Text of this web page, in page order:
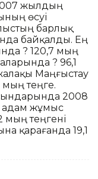
жылдың
өсуі
барлық
байқалды. Ең
? 120,7 мың
? 96,1
Маңғыстау
теңге.
2008
адам жұмыс
теңгені
қарағанда 19,1